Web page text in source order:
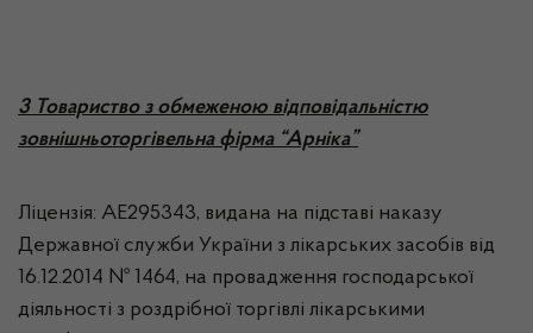
3 Товариство з обмеженою відповідальністю
зовнішньоторгівельна фірма “Арніка”
Ліцензія: АЕ295343, видана на підставі наказу
Державної служби України з лікарських засобів від
16.12.2014 № 1464, на провадження господарської
діяльності з роздрібної торгівлі лікарськими